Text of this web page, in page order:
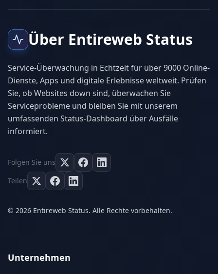
Über Entireweb Status
Service-Überwachung in Echtzeit für über 9000 Online-
Dienste, Apps und digitale Erlebnisse weltweit. Prüfen
Sie, ob Websites down sind, überwachen Sie
Serviceprobleme und bleiben Sie mit unserem
umfassenden Status-Dashboard über Ausfälle
informiert.
Folgen Sie uns
Teilen
© 2026 Entireweb Status. Alle Rechte vorbehalten.
Unternehmen